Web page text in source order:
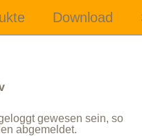
gewesen sein, so
abgemeldet.